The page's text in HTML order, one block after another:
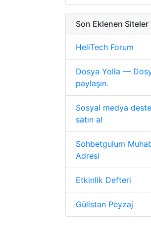
Son Eklenen Siteler
HeliTech Forum
Dosya Yolla —
paylaşın.
Sosyal medya
satın al
Sohbetgulum
Adresi
Etkinlik Defteri
Gülistan Peyzaj